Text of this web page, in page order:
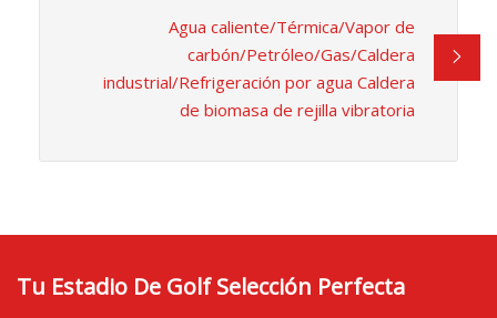
Agua caliente/Térmica/Vapor de
carbón/Petróleo/Gas/Caldera
industrial/Refrigeración por agua Caldera
de biomasa de rejilla vibratoria
Tu Estadio De Golf Selección Perfecta